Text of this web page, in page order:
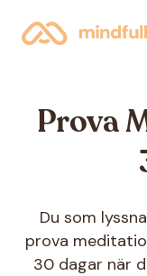
Prova
Du som
prova
30 dagar när